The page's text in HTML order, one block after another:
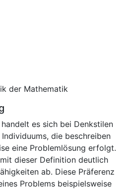
der Mathematik
es sich bei Denkstilen
die beschreiben
eine Problemlösung erfolgt.
dieser Definition deutlich
ab. Diese Präferenz
Problems beispielsweise